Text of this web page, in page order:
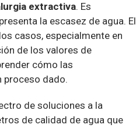
extractiva. Es
la escasez de agua. El
casos, especialmente en
de los valores de
cómo las
proceso dado.
de soluciones a la
de calidad de agua que